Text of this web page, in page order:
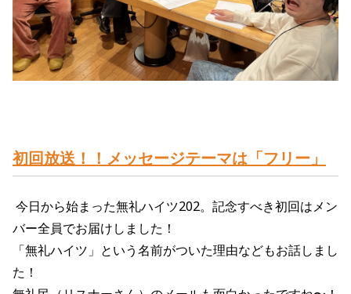
初回放送！！メッセージテーマは「フリー 」
今日から始まった無礼ハイツ202。記念すべき初回はメン
バー全員でお届けしました！
「無礼ハイツ」という名前がついた理由などもお話しまし
た！